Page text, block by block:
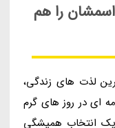
را هم
لذت های زندگی،
ای در روز های گرم
یک انتخاب همیشگی